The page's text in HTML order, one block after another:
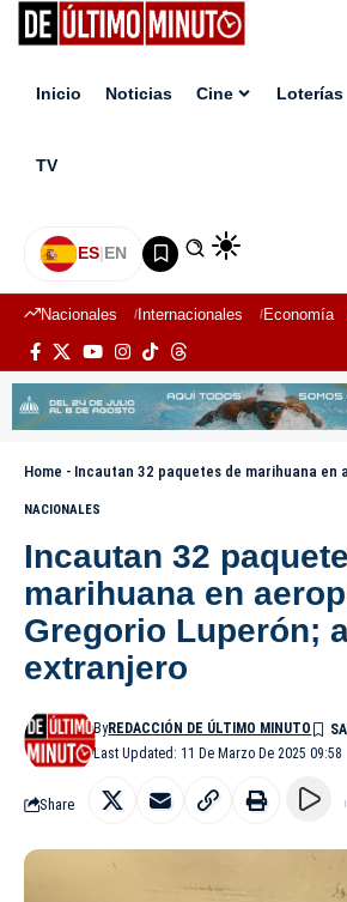
Inicio Noticias Cine Loterías
TV
ES|EN
Nacionales Internacionales Economía
Home - Incautan 32 paquetes de marihuana en aeropuerto
NACIONALES
Incautan 32
marihuana en
Gregorio Luperón;
extranjero
Last Updated: 11 De Marzo De 2025 09:58
ByREDACCIÓN DE ÚLTIMO MINUTO
Share